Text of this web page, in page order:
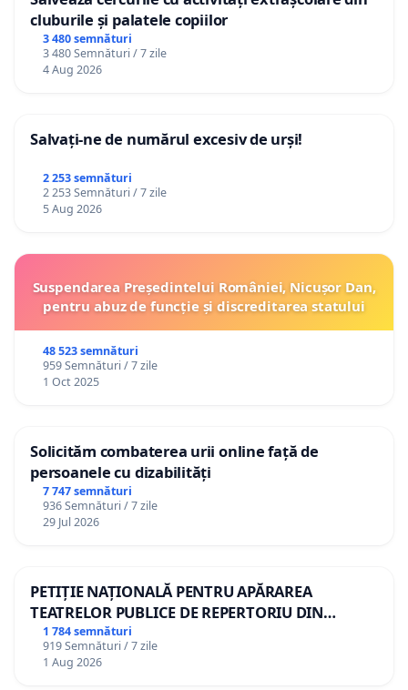
cluburile și palatele copiilor
3 480 semnături
3 480 Semnături / 7 zile
4 Aug 2026
Salvați-ne de numărul excesiv de urși!
2 253 semnături
2 253 Semnături / 7 zile
5 Aug 2026
Suspendarea Președintelui României, Nicușor Dan,
pentru abuz de funcție și discreditarea statului
48 523 semnături
959 Semnături / 7 zile
1 Oct 2025
Solicităm combaterea urii online față de
persoanele cu dizabilități
7 747 semnături
936 Semnături / 7 zile
29 Jul 2026
PETIȚIE NAȚIONALĂ PENTRU APĂRAREA
TEATRELOR PUBLICE DE REPERTORIU DIN
ROMÂNIA
1 784 semnături
919 Semnături / 7 zile
1 Aug 2026